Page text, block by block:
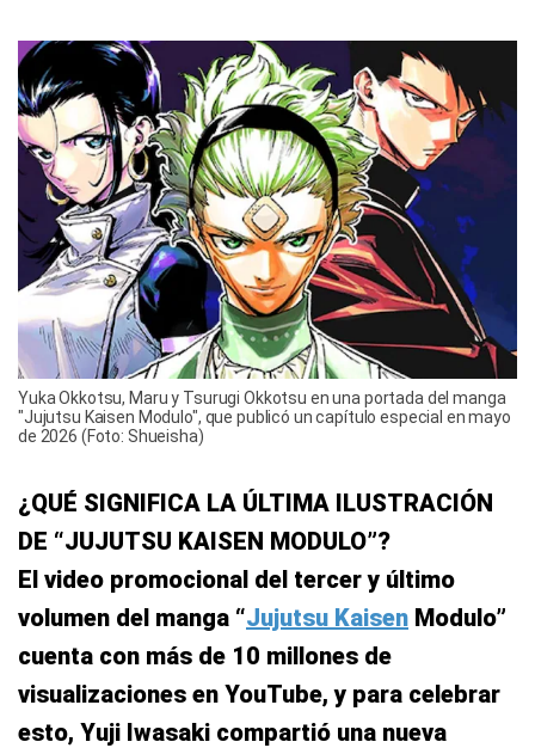
Yuka Okkotsu, Maru y Tsurugi Okkotsu en una portada del manga
"Jujutsu Kaisen Modulo", que publicó un capítulo especial en mayo
de 2026 (Foto: Shueisha)
¿QUÉ SIGNIFICA LA ÚLTIMA ILUSTRACIÓN
DE “JUJUTSU KAISEN MODULO”?
El video promocional del tercer y último
volumen del manga “Jujutsu Kaisen Modulo”
cuenta con más de 10 millones de
visualizaciones en YouTube, y para celebrar
esto, Yuji Iwasaki compartió una nueva